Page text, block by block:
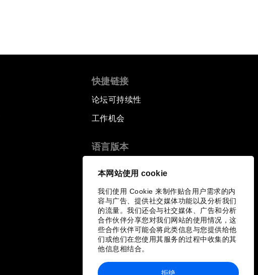
本网站使用 cookie
我们使用 Cookie 来制作贴合用户需求的内
容与广告、提供社交媒体功能以及分析我们
的流量。我们还会与社交媒体、广告和分析
合作伙伴分享您对我们网站的使用情况，这
些合作伙伴可能会将此类信息与您提供给他
们或他们在您使用其服务的过程中收集的其
他信息相结合。
拒绝
快捷链接
论坛可持续性
工作机会
语言版本